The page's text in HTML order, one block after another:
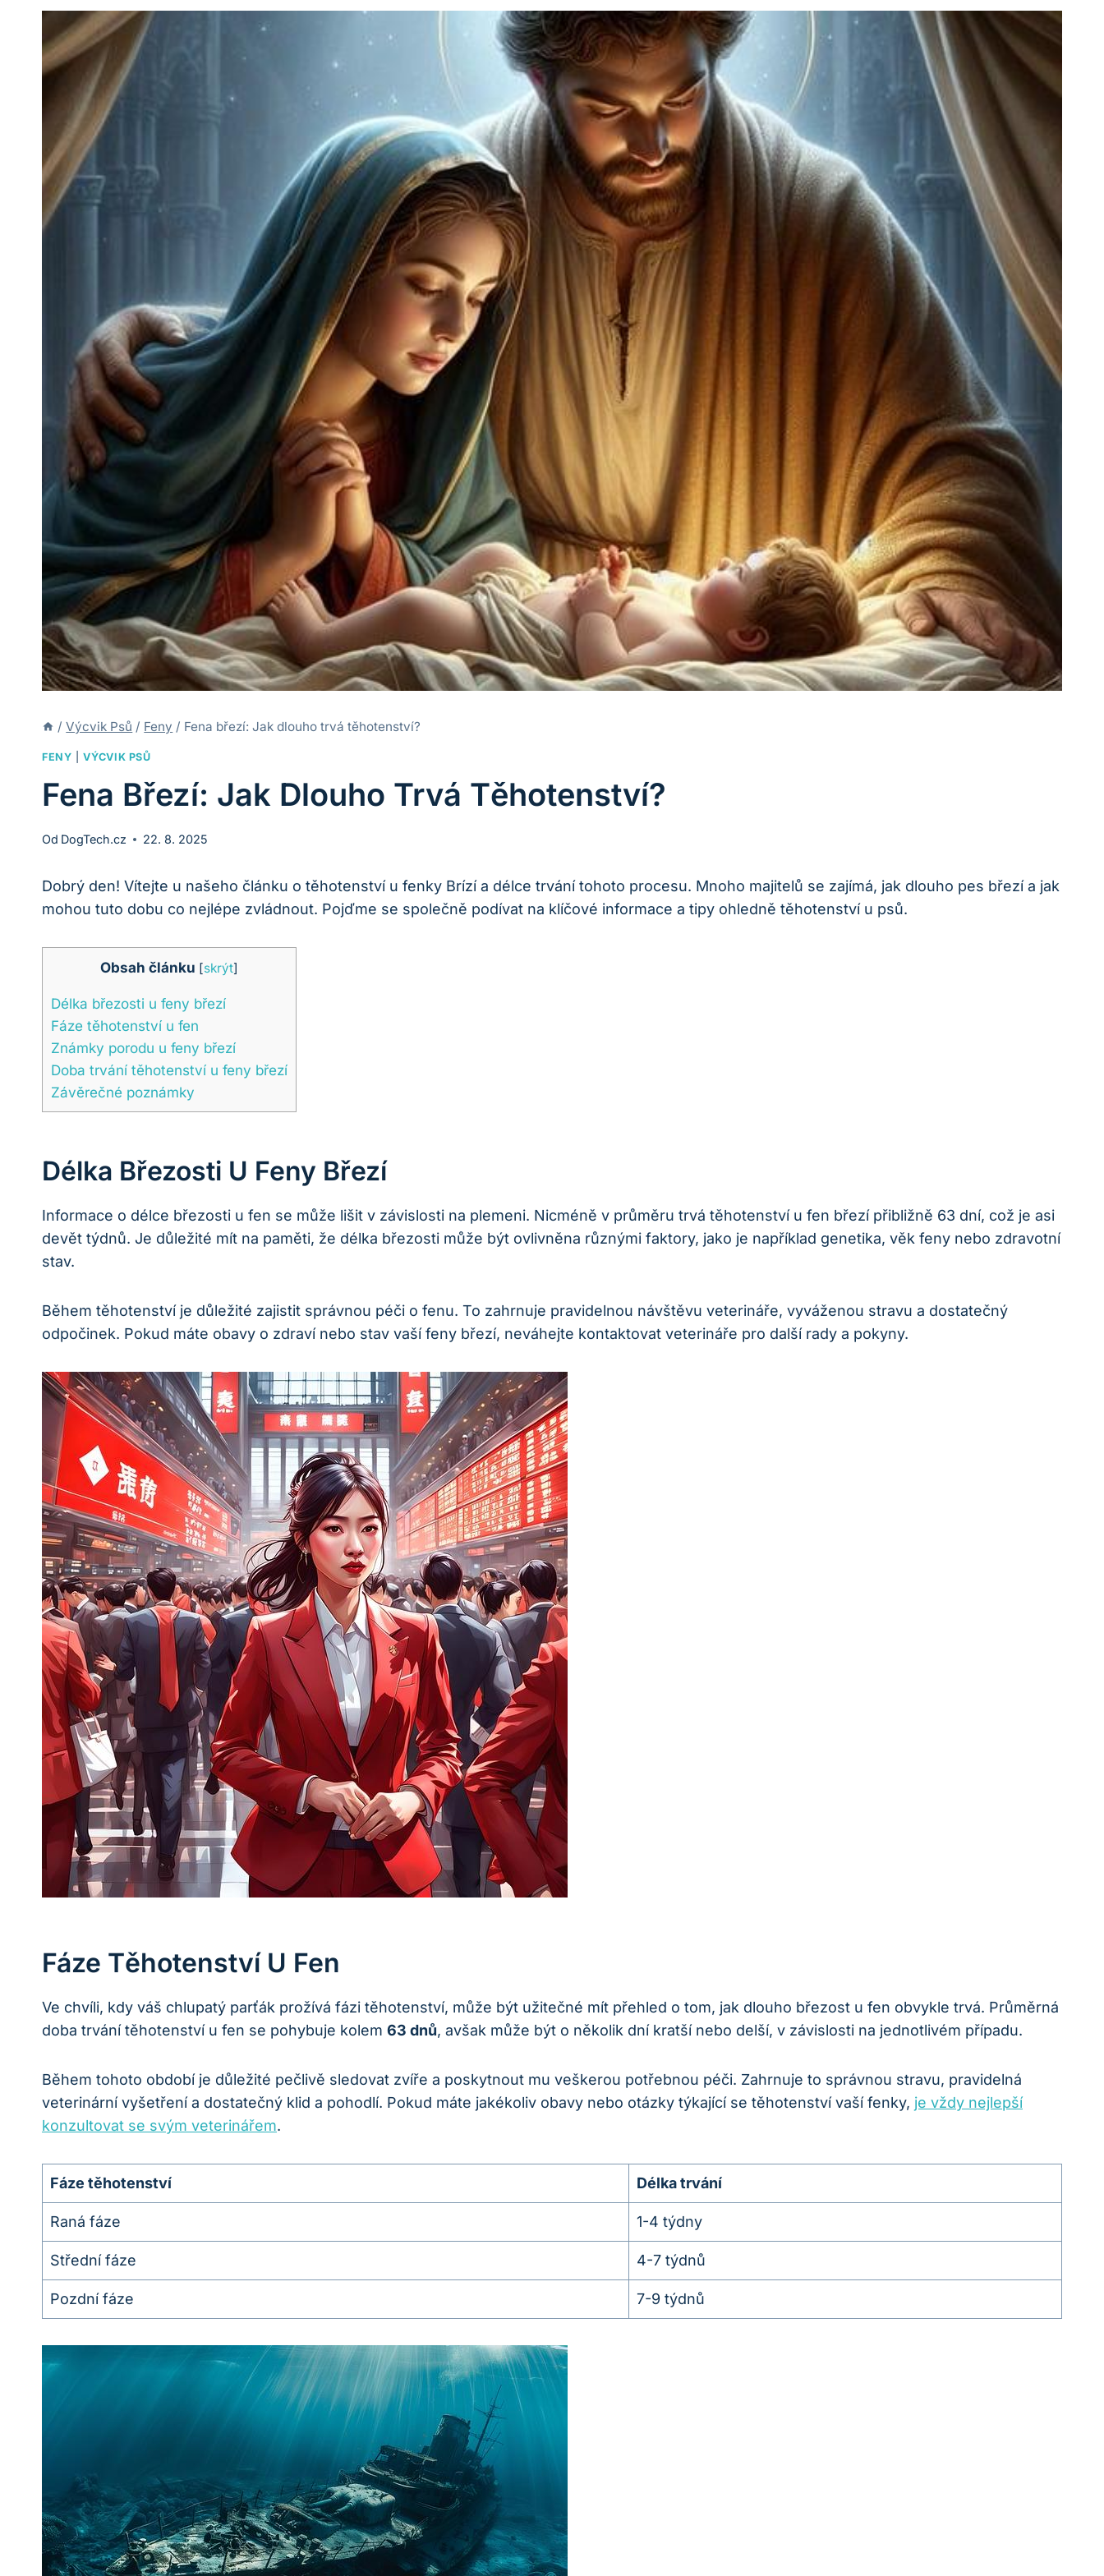
/ Výcvik Psů / Feny / Fena březí: Jak dlouho trvá těhotenství?
FENY |VÝCVIK PSŮ
Fena Březí: Jak Dlouho Trvá Těhotenství?
Od DogTech.cz 22. 8. 2025
Dobrý den! Vítejte u našeho článku o těhotenství u fenky Brízí a délce trvání tohoto procesu. Mnoho majitelů se zajímá, jak dlouho pes březí a jak
mohou tuto dobu co nejlépe zvládnout. Pojďme se společně podívat na klíčové informace a tipy ohledně těhotenství u psů.
Obsah článku [skrýt]
Délka březosti u feny březí
Fáze těhotenství u fen
Známky porodu u feny březí
Doba trvání těhotenství u feny březí
Závěrečné poznámky
Délka Březosti U Feny Březí
Informace o délce březosti u fen se může lišit v závislosti na plemeni. Nicméně v průměru trvá těhotenství u fen březí přibližně 63 dní, což je asi
devět týdnů. Je důležité mít na paměti, že délka březosti může být ovlivněna různými faktory, jako je například genetika, věk feny nebo zdravotní
stav.
Během těhotenství je důležité zajistit správnou péči o fenu. To zahrnuje pravidelnou návštěvu veterináře, vyváženou stravu a dostatečný
odpočinek. Pokud máte obavy o zdraví nebo stav vaší feny březí, neváhejte kontaktovat veterináře pro další rady a pokyny.
Fáze Těhotenství U Fen
Ve chvíli, kdy váš chlupatý parťák prožívá fázi těhotenství, může být užitečné mít přehled o tom, jak dlouho březost u fen obvykle trvá. Průměrná
doba trvání těhotenství u fen se pohybuje kolem 63 dnů, avšak může být o několik dní kratší nebo delší, v závislosti na jednotlivém případu.
Během tohoto období je důležité pečlivě sledovat zvíře a poskytnout mu veškerou potřebnou péči. Zahrnuje to správnou stravu, pravidelná
veterinární vyšetření a dostatečný klid a pohodlí. Pokud máte jakékoliv obavy nebo otázky týkající se těhotenství vaší fenky, je vždy nejlepší
konzultovat se svým veterinářem.
Fáze těhotenství Délka trvání
Raná fáze 1-4 týdny
Střední fáze 4-7 týdnů
Pozdní fáze 7-9 týdnů